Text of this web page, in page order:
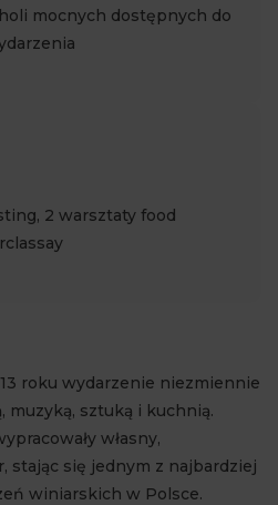
mocnych dostępnych do
2 warsztaty food
roku wydarzenie niezmiennie
muzyką, sztuką i kuchnią.
własny,
stając się jednym z najbardziej
winiarskich w Polsce.